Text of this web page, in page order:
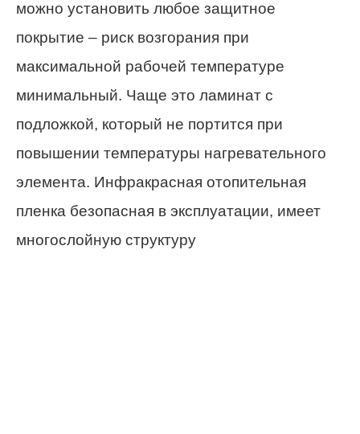
можно установить любое защитное
покрытие – риск возгорания при
максимальной рабочей температуре
минимальный. Чаще это ламинат с
подложкой, который не портится при
повышении температуры нагревательного
элемента. Инфракрасная отопительная
пленка безопасная в эксплуатации, имеет
многослойную структуру